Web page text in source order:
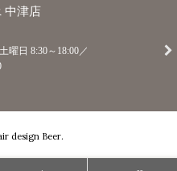
中津店
曜日 8:30～18:00／
design Beer.